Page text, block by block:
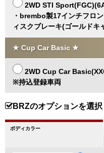
2WD STI
・brembo製17インチフロ
ィスクブレーキ(ゴールドキ
★ Cup Car Basic ★
2WD Cup Car
※持込登録車両
BRZのオプションを選択
ボディカラー